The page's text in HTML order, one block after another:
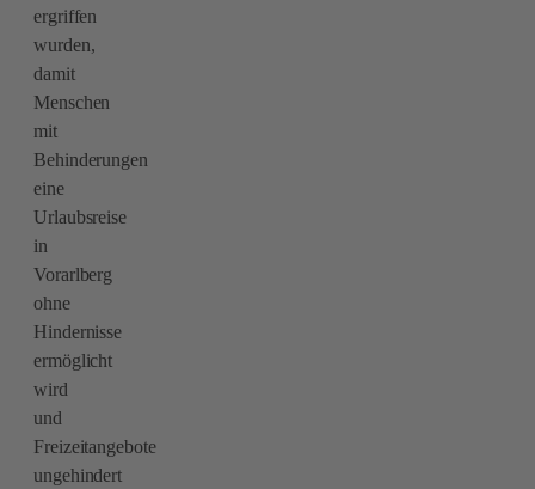
ergriffen
wurden,
damit
Menschen
mit
Behinderungen
eine
Urlaubsreise
in
Vorarlberg
ohne
Hindernisse
ermöglicht
wird
und
Freizeitangebote
ungehindert